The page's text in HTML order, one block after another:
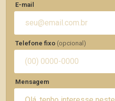
E-mail
Telefone fixo (opcional)
Mensagem